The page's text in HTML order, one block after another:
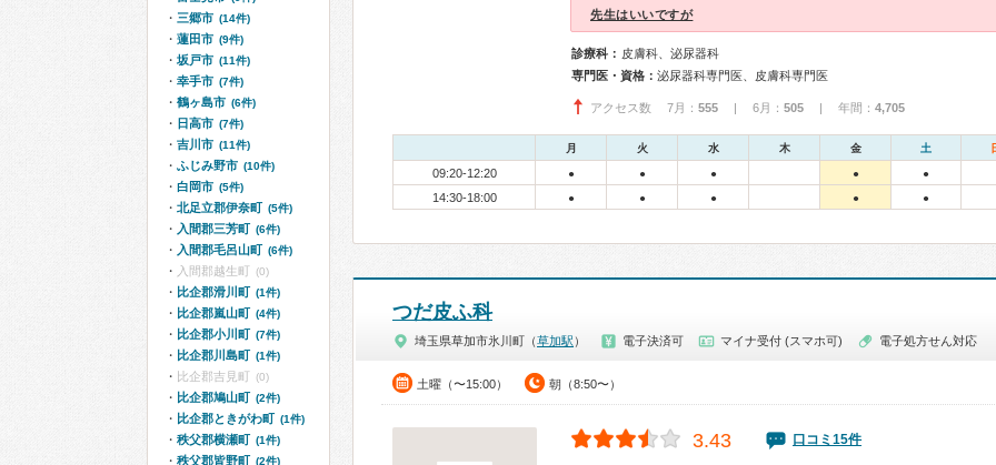
先生はいいですが
診療科： 皮膚科、泌尿器科
専門医・資格： 泌尿器科専門医、皮膚科専門医
アクセス数 7月： 555 | 6月： 505 | 年間： 4,705
月 火 水 木 金 土
09:20-12:20 ● ● ● ● ●
14:30-18:00 ● ● ● ● ●
つだ皮ふ科
埼玉県草加市氷川町（草加駅 ） 電子決済可 マイナ受付 (スマホ可) 電子処方せん対応
土曜（〜15:00） 朝（8:50〜）
3.43 口コミ15件
三郷市 (14件)
蓮田市 (9件)
坂戸市 (11件)
幸手市 (7件)
鶴ヶ島市 (6件)
日高市 (7件)
吉川市 (11件)
ふじみ野市 (10件)
白岡市 (5件)
北足立郡伊奈町 (5件)
入間郡三芳町 (6件)
入間郡毛呂山町 (6件)
入間郡越生町 (0)
比企郡滑川町 (1件)
比企郡嵐山町 (4件)
比企郡小川町 (7件)
比企郡川島町 (1件)
比企郡吉見町 (0)
比企郡鳩山町 (2件)
比企郡ときがわ町 (1件)
秩父郡横瀬町 (1件)
秩父郡皆野町 (2件)